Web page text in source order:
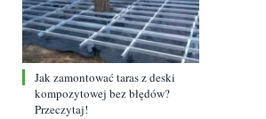
Jak zamontować taras z deski
kompozytowej bez błędów?
Przeczytaj!